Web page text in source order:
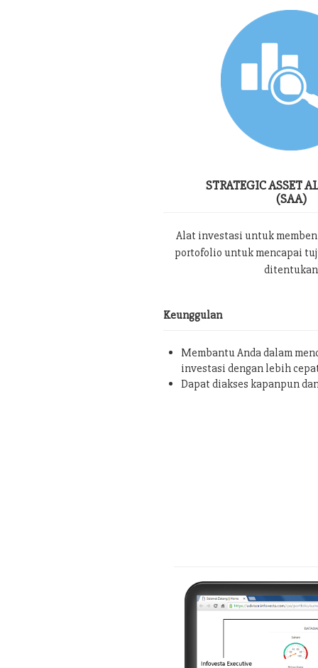
STRATEGIC ASSET
(SAA)
Alat investasi untuk
portofolio untuk mencapai
ditentukan
Keunggulan
Membantu Anda dalam
investasi dengan lebih
Dapat diakses kapanpun